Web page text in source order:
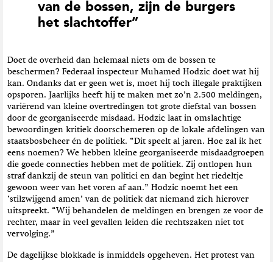
van de bossen, zijn de burgers
het slachtoffer”
Doet de overheid dan helemaal niets om de bossen te
beschermen? Federaal inspecteur Muhamed Hodzic doet wat hij
kan. Ondanks dat er geen wet is, moet hij toch illegale praktijken
opsporen. Jaarlijks heeft hij te maken met zo’n 2.500 meldingen,
variërend van kleine overtredingen tot grote diefstal van bossen
door de georganiseerde misdaad. Hodzic laat in omslachtige
bewoordingen kritiek doorschemeren op de lokale afdelingen van
staatsbosbeheer én de politiek. “Dit speelt al jaren. Hoe zal ik het
eens noemen? We hebben kleine georganiseerde misdaadgroepen
die goede connecties hebben met de politiek. Zij ontlopen hun
straf dankzij de steun van politici en dan begint het riedeltje
gewoon weer van het voren af aan.” Hodzic noemt het een
‘stilzwijgend amen’ van de politiek dat niemand zich hierover
uitspreekt. “Wij behandelen de meldingen en brengen ze voor de
rechter, maar in veel gevallen leiden die rechtszaken niet tot
vervolging.”
De dagelijkse blokkade is inmiddels opgeheven. Het protest van